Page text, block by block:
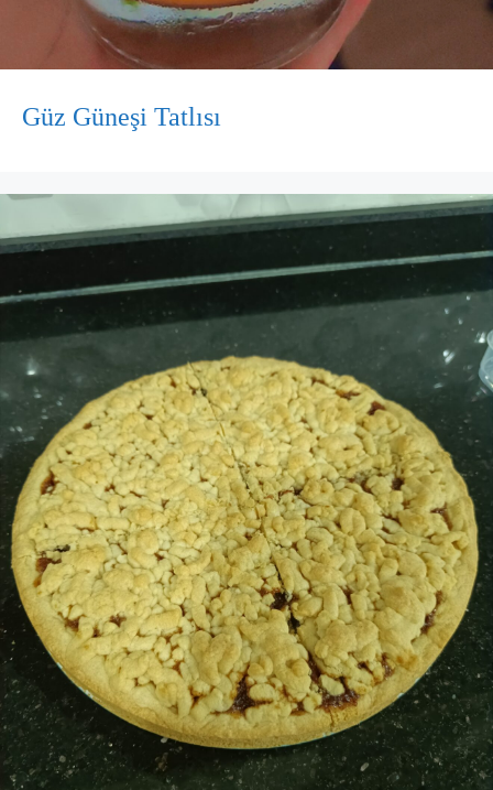
Güz Güneşi Tatlısı